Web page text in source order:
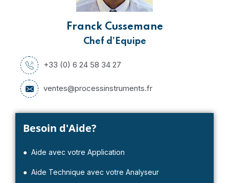
Franck Cussemane
Chef d’Equipe
+33 (0) 6 24 58 34 27
ventes@processinstruments.fr
Besoin d'Aide?
● Aide avec votre Application
● Aide Technique avec votre Analyseur